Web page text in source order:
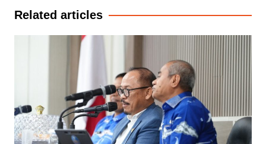
Related articles